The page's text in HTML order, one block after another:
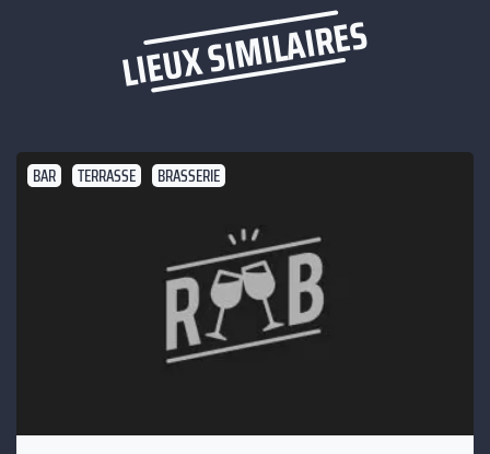
LIEUX SIMILAIRES
BAR TERRASSE BRASSERIE